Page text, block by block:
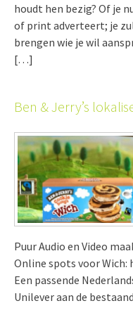
houdt hen bezig? Of je
of print adverteert; je
brengen wie je wil
[…]
Ben & Jerry’s
Puur Audio en Video
Online spots voor Wich:
Een passende
Unilever aan de